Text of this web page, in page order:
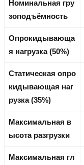
Номинальная гру
зоподъёмность
Опрокидывающа
я нагрузка (50%)
Статическая опро
кидывающая наг
рузка (35%)
Максимальная в
ысота разгрузки
Максимальная гл